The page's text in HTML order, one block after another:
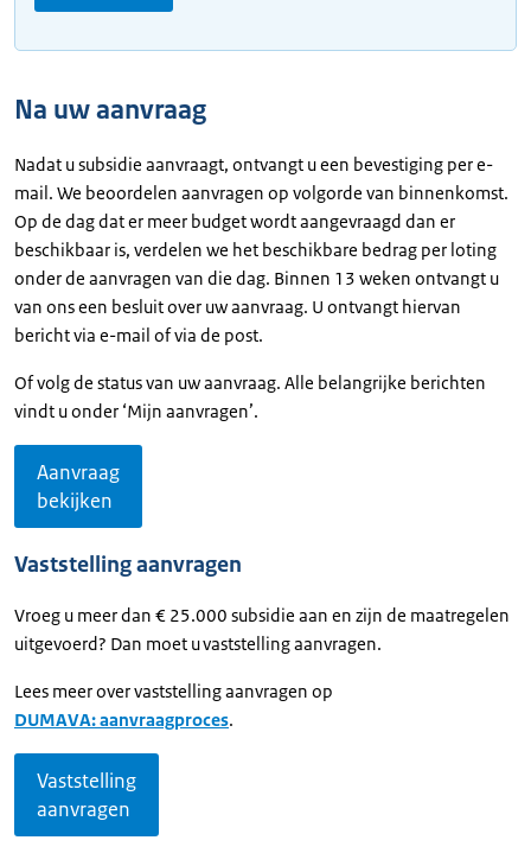
Na uw aanvraag
Nadat u subsidie aanvraagt, ontvangt u een bevestiging per e-
mail. We beoordelen aanvragen op volgorde van binnenkomst.
Op de dag dat er meer budget wordt aangevraagd dan er
beschikbaar is, verdelen we het beschikbare bedrag per loting
onder de aanvragen van die dag. Binnen 13 weken ontvangt u
van ons een besluit over uw aanvraag. U ontvangt hiervan
bericht via e-mail of via de post.
Of volg de status van uw aanvraag. Alle belangrijke berichten
vindt u onder ‘Mijn aanvragen’.
Aanvraag
bekijken
Vaststelling aanvragen
Vroeg u meer dan € 25.000 subsidie aan en zijn de maatregelen
uitgevoerd? Dan moet u vaststelling aanvragen.
Lees meer over vaststelling aanvragen op
DUMAVA: aanvraagproces.
Vaststelling
aanvragen